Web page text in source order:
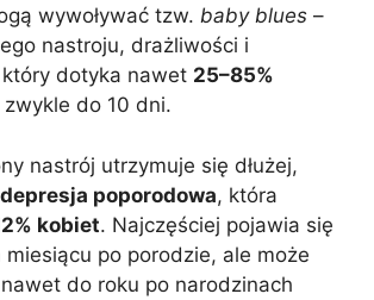
wywoływać tzw. baby blues –
nastroju, drażliwości i
który dotyka nawet 25–85%
do 10 dni.
nastrój utrzymuje się dłużej,
depresja poporodowa, która
kobiet. Najczęściej pojawia się
po porodzie, ale może
do roku po narodzinach